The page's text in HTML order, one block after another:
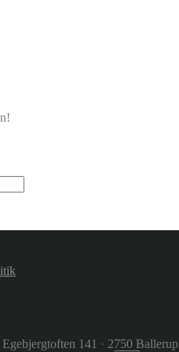
Egebjergtoften 141 · 2750 Ballerup